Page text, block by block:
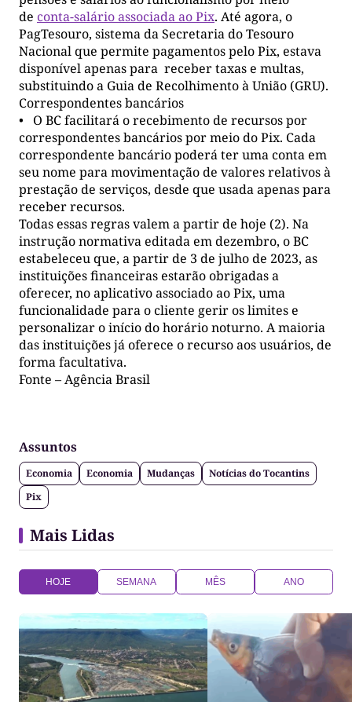
de conta-salário associada ao Pix. Até agora, o
PagTesouro, sistema da Secretaria do Tesouro
Nacional que permite pagamentos pelo Pix, estava
disponível apenas para receber taxas e multas,
substituindo a Guia de Recolhimento à União (GRU).
Correspondentes bancários
• O BC facilitará o recebimento de recursos por
correspondentes bancários por meio do Pix. Cada
correspondente bancário poderá ter uma conta em
seu nome para movimentação de valores relativos à
prestação de serviços, desde que usada apenas para
receber recursos.
Todas essas regras valem a partir de hoje (2). Na
instrução normativa editada em dezembro, o BC
estabeleceu que, a partir de 3 de julho de 2023, as
instituições financeiras estarão obrigadas a
oferecer, no aplicativo associado ao Pix, uma
funcionalidade para o cliente gerir os limites e
personalizar o início do horário noturno. A maioria
das instituições já oferece o recurso aos usuários, de
forma facultativa.
Fonte – Agência Brasil
Assuntos
Economia Economia Mudanças
Notícias do Tocantins
Pix
Mais Lidas
HOJE SEMANA MÊS ANO